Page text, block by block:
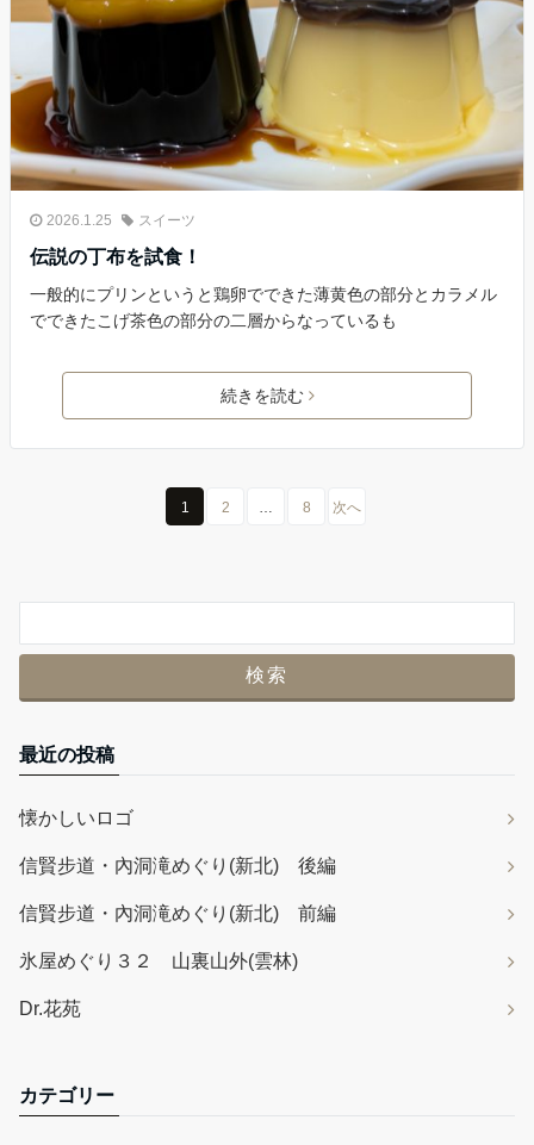
2026.1.25 スイーツ
伝説の丁布を試食！
一般的にプリンというと鶏卵でできた薄黄色の部分とカラメル
でできたこげ茶色の部分の二層からなっているも
続きを読む
1 2 8 次へ
最近の投稿
懐かしいロゴ
信賢步道・內洞滝めぐり(新北) 後編
信賢步道・內洞滝めぐり(新北) 前編
氷屋めぐり３２ 山裏山外(雲林)
Dr.花苑
カテゴリー